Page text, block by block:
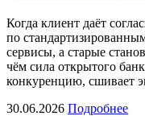
Когда клиент даёт
по
сервисы, а старые
чём сила открытого
конкуренцию, сшивает
30.06.2026 Подробнее